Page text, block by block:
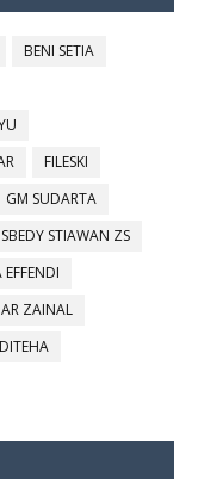
BENI SETIA
FILESKI
GM SUDARTA
ISBEDY STIAWAN ZS
ZAINAL